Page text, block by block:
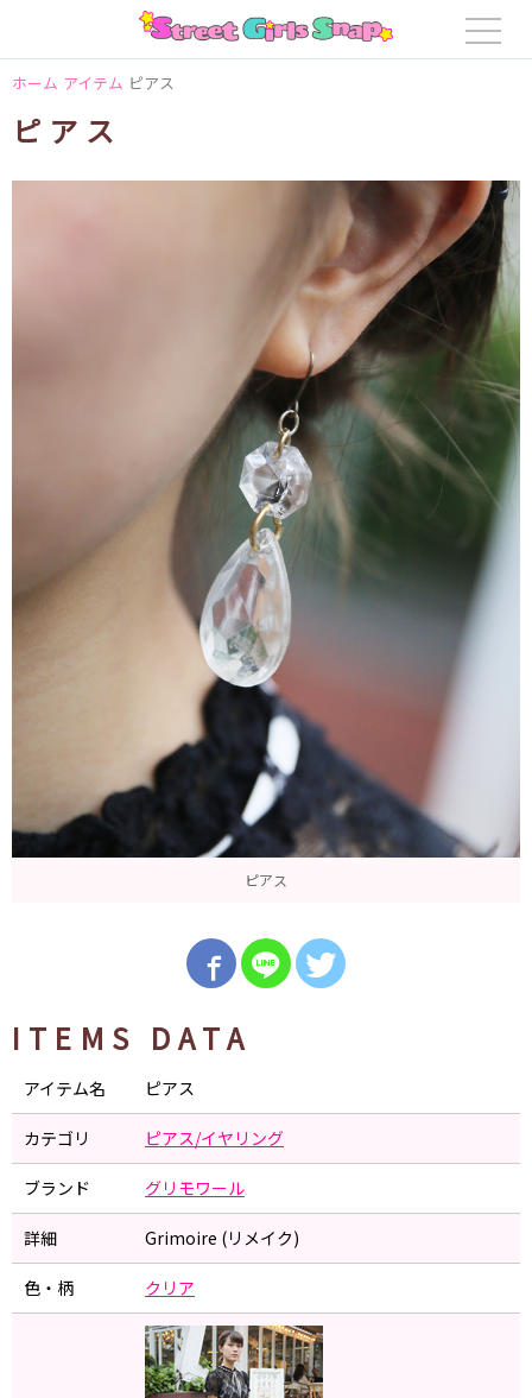
ホーム アイテム ピアス
ピアス
ピアス
ITEMS DATA
アイテム名 ピアス
カテゴリ ピアス/イヤリング
ブランド グリモワール
詳細 Grimoire (リメイク)
色・柄 クリア